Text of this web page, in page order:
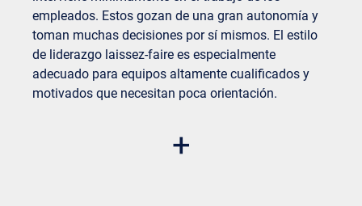
Posibles conflictos:las opiniones divergentes
pueden dar lugar a conflictos y desacuerdos.
empleados. Estos gozan de una gran autonomía y
toman muchas decisiones por sí mismos. El estilo
de liderazgo laissez-faire es especialmente
adecuado para equipos altamente cualificados y
motivados que necesitan poca orientación.
Fomento de la responsabilidad propia:
+